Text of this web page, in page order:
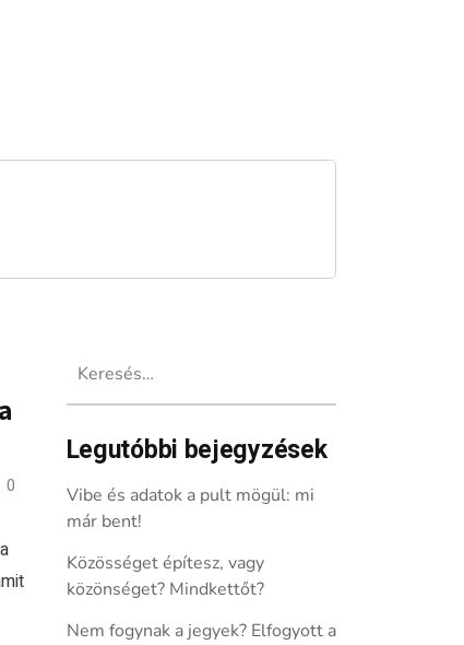
0
Legutóbbi bejegyzések
Vibe és adatok a pult mögül: mi
már bent!
Közösséget építesz, vagy
közönséget? Mindkettőt?
Nem fogynak a jegyek? Elfogyott a